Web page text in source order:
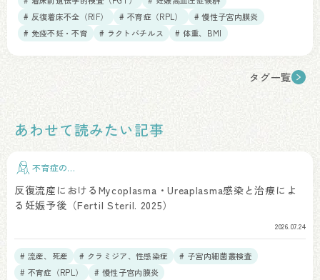
# 反復着床不全（RIF）
# 不育症（RPL）
# 慢性子宮内膜炎
# 免疫不妊・不育
# ラクトバチルス # 体重、BMI
タグ一覧
あわせて読みたい記事
不育症の治
反復流産におけるMycoplasma・Ureaplasma感染と治療によ
る妊娠予後（Fertil Steril. 2025）
2026.07.24
# 流産、死産 # クラミジア、性感染症
# 子宮内細菌叢検査
# 不育症（RPL）
# 慢性子宮内膜炎